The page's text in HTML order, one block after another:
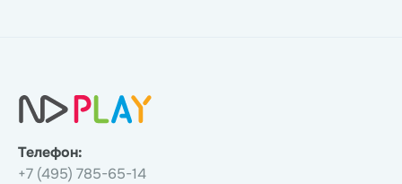
Телефон:
+7 (495) 785-65-14